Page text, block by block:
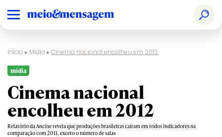
Início ▸ Mídia ▸Cinema nacional encolheu em 2012
mídia
Cinema nacional
encolheu em 2012
Relatório da Ancine revela que produções brasileiras caíram em todos indicadores na
comparação com 2011, exceto o número de salas